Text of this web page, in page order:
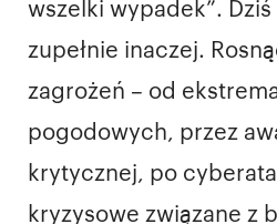
wszelki wypadek”.
zupełnie inaczej.
zagrożeń – od
pogodowych, przez
krytycznej, po
kryzysowe związane z